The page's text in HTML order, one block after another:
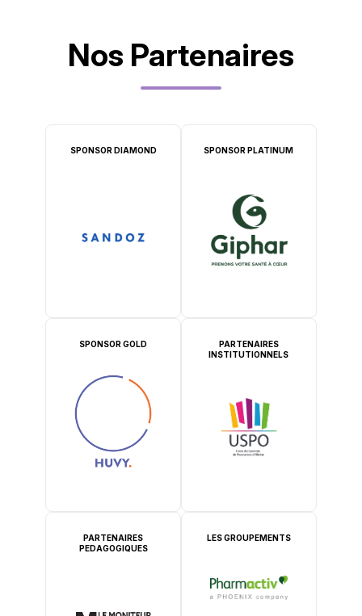
Nos Partenaires
SPONSOR DIAMOND SPONSOR PLATINUM
SPONSOR GOLD
PARTENAIRES
INSTITUTIONNELS
PARTENAIRES
PEDAGOGIQUES
LES GROUPEMENTS